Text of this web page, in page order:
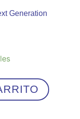
Generation